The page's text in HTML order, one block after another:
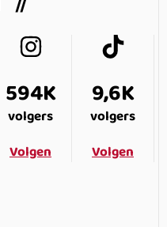
594K
volgers
Volgen
9,6K
volgers
Volgen